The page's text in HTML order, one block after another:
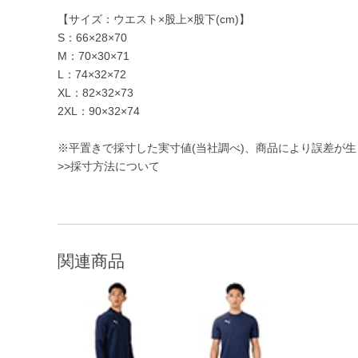
【サイズ：ウエスト×股上×股下(cm)】
S：66×28×70
M：70×30×71
L：74×32×72
XL：82×32×73
2XL：90×32×74
※平置きで採寸した実寸値(当社調べ)、商品により誤差が生
>>採寸方法について
関連商品